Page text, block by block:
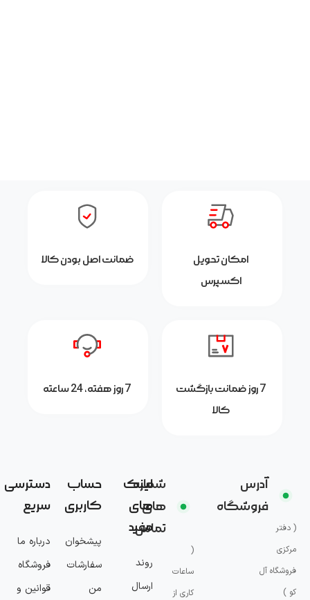
امکان تحویل
اکسپرس
ضمانت اصل بودن کالا
7 روز ضمانت بازگشت
کالا
7 روز هفته، 24 ساعته
آدرس
فروشگاه
( دفتر
مرکزی
فروشگاه آل
کو )
شماره
های
تماس
(
ساعات
کاری از
لینک
های
مفید
روند
ارسال
حساب
کاربری
پیشخوان
سفارشات
من
دسترسی
سریع
درباره ما
فروشگاه
قوانین و